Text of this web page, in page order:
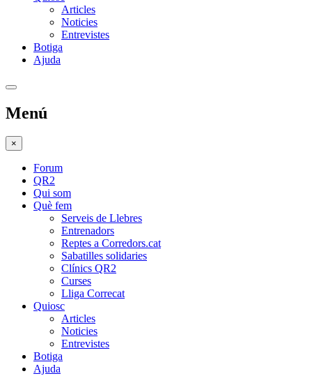
Articles
Noticies
Entrevistes
Botiga
Ajuda
Menú
×
Forum
QR2
Qui som
Què fem
Serveis de Llebres
Entrenadors
Reptes a Corredors.cat
Sabatilles solidaries
Clínics QR2
Curses
Lliga Correcat
Quiosc
Articles
Noticies
Entrevistes
Botiga
Ajuda